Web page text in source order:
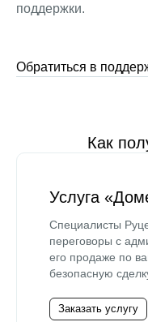
поддержки.
Обратиться в
Как
Услуга
Специалисты
переговоры с
его продаже по
безопасную
Заказать услугу